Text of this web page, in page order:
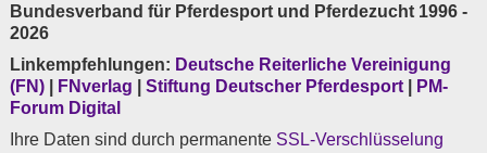
Bundesverband für Pferdesport und Pferdezucht 1996 -
2026
Linkempfehlungen: Deutsche Reiterliche Vereinigung
(FN)
FNverlag Stiftung Deutscher Pferdesport
PM-
Forum Digital
Ihre Daten sind durch permanente SSL-Verschlüsselung